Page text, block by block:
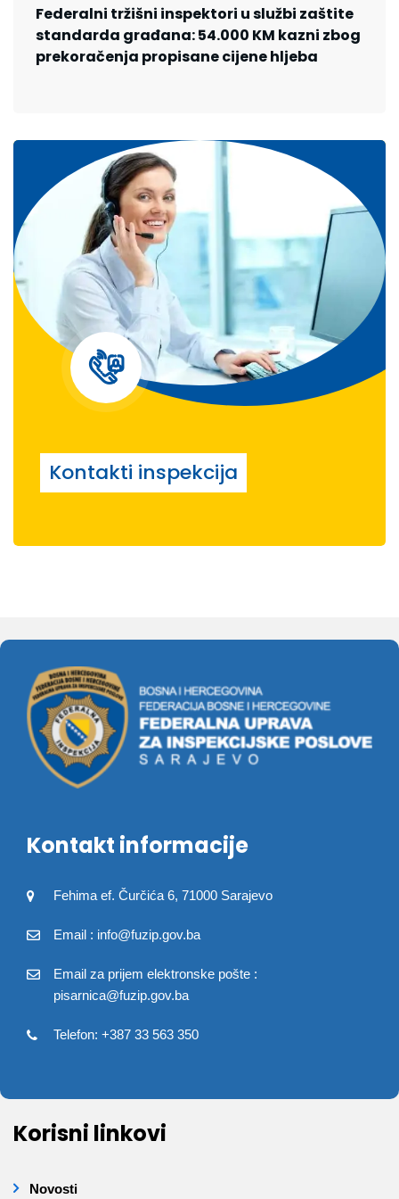
Federalni tržišni inspektori u službi zaštite
standarda građana: 54.000 KM kazni zbog
prekoračenja propisane cijene hljeba
Kontakti inspekcija
Kontakt informacije
Fehima ef. Čurčića 6, 71000 Sarajevo
Email : info@fuzip.gov.ba
Email za prijem elektronske pošte :
pisarnica@fuzip.gov.ba
Telefon: +387 33 563 350
Korisni linkovi
Novosti